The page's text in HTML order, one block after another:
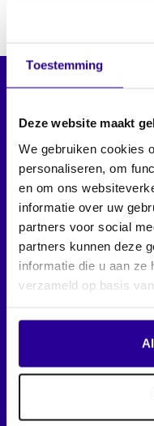
Toestemming
Deze website maakt
We gebruiken cookies
personaliseren, om
en om ons
informatie over uw
partners voor social
partners kunnen deze
informatie die u aan ze
verzameld op basis
Handige links
Algemeen
Contact
Download app